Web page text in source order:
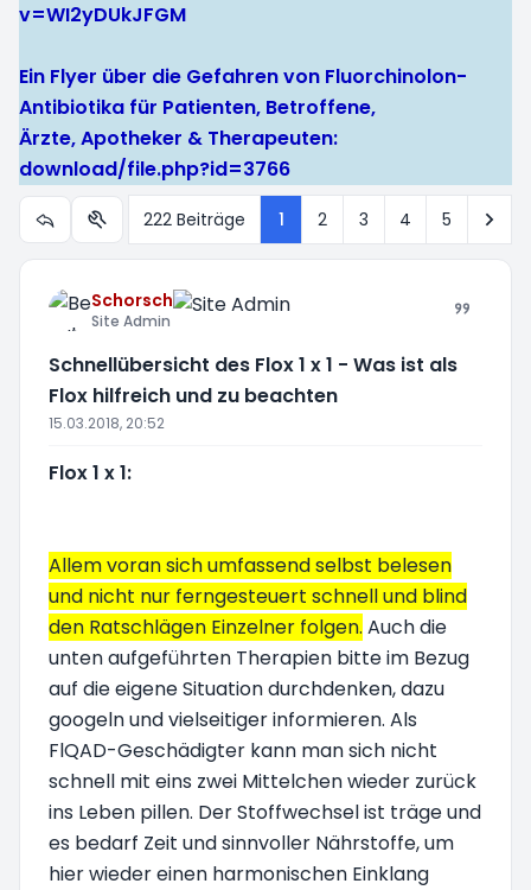
v=WI2yDUkJFGM
Ein Flyer über die Gefahren von Fluorchinolon-
Antibiotika für Patienten, Betroffene,
Ärzte, Apotheker & Therapeuten:
download/file.php?id=3766
Themen-Optionen
222 Beiträge 1 2 3 4 5
Schorsch
Site Admin
Schnellübersicht des Flox 1 x 1 - Was ist als
Flox hilfreich und zu beachten
15.03.2018, 20:52
Flox 1 x 1:
Allem voran sich umfassend selbst belesen
und nicht nur ferngesteuert schnell und blind
den Ratschlägen Einzelner folgen. Auch die
unten aufgeführten Therapien bitte im Bezug
auf die eigene Situation durchdenken, dazu
googeln und vielseitiger informieren. Als
FlQAD-Geschädigter kann man sich nicht
schnell mit eins zwei Mittelchen wieder zurück
ins Leben pillen. Der Stoffwechsel ist träge und
es bedarf Zeit und sinnvoller Nährstoffe, um
hier wieder einen harmonischen Einklang